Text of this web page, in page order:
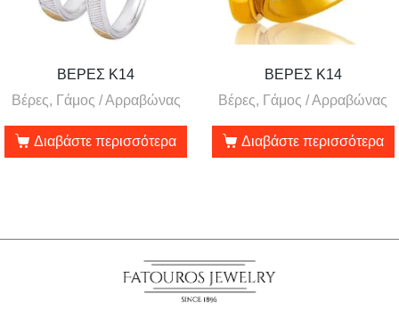
ΒΕΡΕΣ Κ14
Βέρες, Γάμος / Αρραβώνας
Διαβάστε περισσότερα
ΒΕΡΕΣ Κ14
Βέρες, Γάμος / Αρραβώνας
Διαβάστε περισσότερα